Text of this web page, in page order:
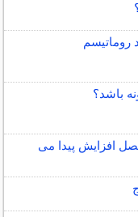
روماتیسم
باشد؟
افزایش پیدا می